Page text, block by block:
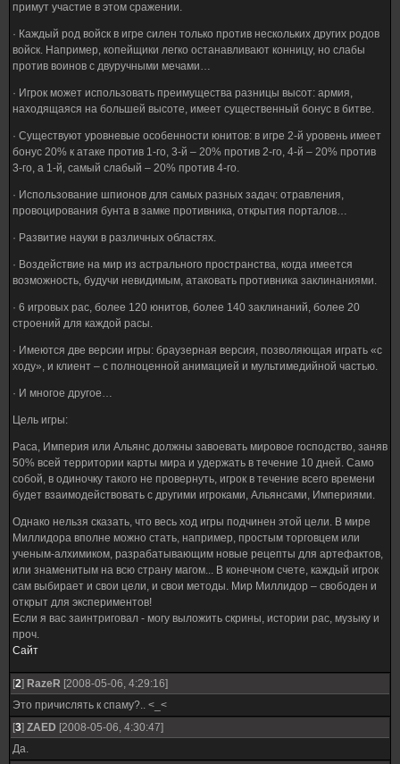
примут участие в этом сражении.
· Каждый род войск в игре силен только против нескольких других родов
войск. Например, копейщики легко останавливают конницу, но слабы
против воинов с двуручными мечами…
· Игрок может использовать преимущества разницы высот: армия,
находящаяся на большей высоте, имеет существенный бонус в битве.
· Существуют уровневые особенности юнитов: в игре 2-й уровень имеет
бонус 20% к атаке против 1-го, 3-й – 20% против 2-го, 4-й – 20% против
3-го, а 1-й, самый слабый – 20% против 4-го.
· Использование шпионов для самых разных задач: отравления,
провоцирования бунта в замке противника, открытия порталов…
· Развитие науки в различных областях.
· Воздействие на мир из астрального пространства, когда имеется
возможность, будучи невидимым, атаковать противника заклинаниями.
· 6 игровых рас, более 120 юнитов, более 140 заклинаний, более 20
строений для каждой расы.
· Имеются две версии игры: браузерная версия, позволяющая играть «с
ходу», и клиент – с полноценной анимацией и мультимедийной частью.
· И многое другое…
Цель игры:
Раса, Империя или Альянс должны завоевать мировое господство, заняв
50% всей территории карты мира и удержать в течение 10 дней. Само
собой, в одиночку такого не провернуть, игрок в течение всего времени
будет взаимодействовать с другими игроками, Альянсами, Империями.
Однако нельзя сказать, что весь ход игры подчинен этой цели. В мире
Миллидора вполне можно стать, например, простым торговцем или
ученым-алхимиком, разрабатывающим новые рецепты для артефактов,
или знаменитым на всю страну магом... В конечном счете, каждый игрок
сам выбирает и свои цели, и свои методы. Мир Миллидор – свободен и
открыт для экспериментов!
Если я вас заинтриговал - могу выложить скрины, истории рас, музыку и
проч.
Сайт
[2] RazeR [2008-05-06, 4:29:16]
Это причислять к спаму?.. <_<
[3] ZAED [2008-05-06, 4:30:47]
Да.